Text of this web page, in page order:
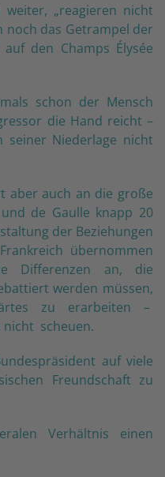
weiter, „reagieren nicht
noch das Getrampel der
den Champs Élysée
schon der Mensch
die Hand reicht –
seiner Niederlage nicht
aber auch an die große
de Gaulle knapp 20
der Beziehungen
übernommen
Differenzen an, die
werden müssen,
zu erarbeiten –
nicht scheuen.
auf viele
Freundschaft zu
Verhältnis einen